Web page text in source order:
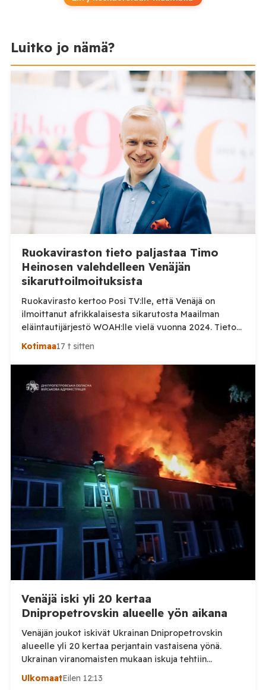
Luitko jo nämä?
Ruokaviraston tieto paljastaa Timo
Heinosen valehdelleen Venäjän
sikaruttoilmoituksista
Ruokavirasto kertoo Posi TV:lle, että Venäjä on
ilmoittanut afrikkalaisesta sikarutosta Maailman
eläintautijärjestö WOAH:lle vielä vuonna 2024. Tieto
haastaa kokoomuksen kansanedustaja Timo Heinosen
sikaruttoilmoituksista. Suomi on puolestaan
ilmoittanut tuoreesta Virolahden tapauksesta sekä
WOAH:n kautta että suoraan Venäjän
eläinlääkintäviranomaisille. Ruokavirasto kertoi Posi
TV:lle tarkempia tietoja Suomen ensimmäisestä
afrikkalaisen sikaruton tapauksesta sekä
eläintautitietojen vaihdosta […]
Kotimaa17 t sitten
Venäjä iski yli 20 kertaa
Dnipropetrovskin alueelle yön aikana
Venäjän joukot iskivät Ukrainan Dnipropetrovskin
alueelle yli 20 kertaa perjantain vastaisena yönä.
Ukrainan viranomaisten mukaan iskuja tehtiin
drooneilla ja tykistöllä viidelle eri alueelle.
UlkomaatEilen 12:13